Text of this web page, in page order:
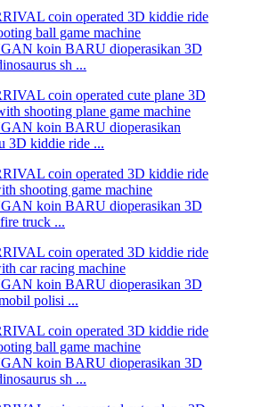
koin BARU dioperasikan 3D
sh ...
koin BARU dioperasikan
3D kiddie ride ...
koin BARU dioperasikan 3D
truck ...
koin BARU dioperasikan 3D
polisi ...
koin BARU dioperasikan 3D
sh ...